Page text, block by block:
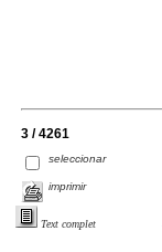
3 / 4261
seleccionar
imprimir
Text complet